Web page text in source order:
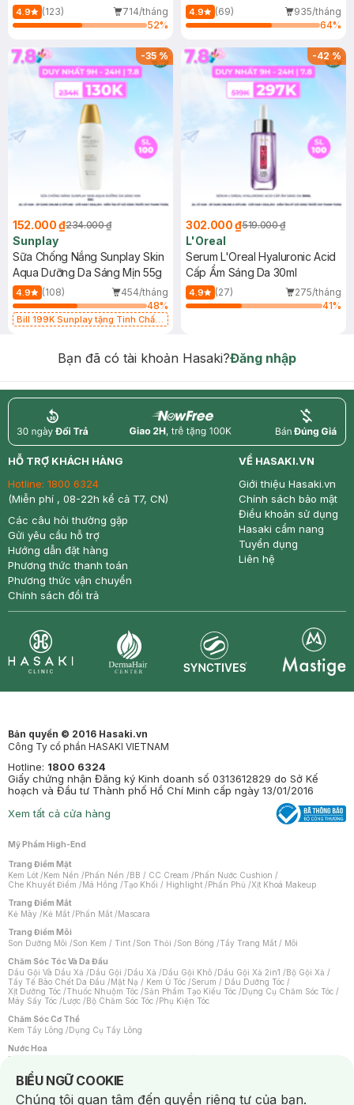
4.9 (123)
714/tháng
52%
(Mới)
4.9 (69)
935/tháng
64%
-35%
152.000 ₫234.000 ₫
Sunplay
Sữa Chống Nắng Sunplay Skin
Aqua Dưỡng Da Sáng Mịn 55g
4.9 (108)
454/tháng
48%
Bill 199K Sunplay tặng Tinh Chất
-42%
302.000 ₫519.000 ₫
L'Oreal
Serum L'Oreal Hyaluronic Acid
Cấp Ẩm Sáng Da 30ml
4.9 (27)
275/tháng
41%
Bạn đã có tài khoản Hasaki?Đăng nhập
return nowfree price
HỖ TRỢ KHÁCH HÀNG
Hotline: 1800 6324
(Miễn phí , 08-22h kể cả T7, CN)
Các câu hỏi thường gặp
Gửi yêu cầu hỗ trợ
Hướng dẫn đặt hàng
Phương thức thanh toán
Phương thức vận chuyển
Chính sách đổi trả
VỀ HASAKI.VN
Giới thiệu Hasaki.vn
Chính sách bảo mật
Điều khoản sử dụng
Hasaki cẩm nang
Tuyển dụng
Liên hệ
Bản quyền © 2016 Hasaki.vn
Công Ty cổ phần HASAKI VIETNAM
Hotline: 1800 6324
Giấy chứng nhận Đăng ký Kinh doanh số 0313612829 do Sở Kế
hoạch và Đầu tư Thành phố Hồ Chí Minh cấp ngày 13/01/2016
Xem tất cả cửa hàng
Mỹ Phẩm High-End
Trang Điểm Mặt
Kem Lót /Kem Nền /Phấn Nền /BB / CC Cream /Phấn Nước Cushion /
Che Khuyết Điểm /Má Hồng /Tạo Khối / Highlight /Phấn Phủ /Xịt Khoá Makeup
Trang Điểm Mắt
Kẻ Mày /Kẻ Mắt /Phấn Mắt /Mascara
Trang Điểm Môi
Son Dưỡng Môi /Son Kem / Tint /Son Thỏi /Son Bóng /Tẩy Trang Mắt / Môi
Chăm Sóc Tóc Và Da Đầu
Dầu Gội Và Dầu Xả /Dầu Gội /Dầu Xả /Dầu Gội Khô /Dầu Gội Xả 2in1 /Bộ Gội Xả /
Tẩy Tế Bào Chết Da Đầu /Mặt Nạ / Kem Ủ Tóc /Serum / Dầu Dưỡng Tóc /
Xịt Dưỡng Tóc /Thuốc Nhuộm Tóc /Sản Phẩm Tạo Kiểu Tóc /Dụng Cụ Chăm Sóc Tóc /
Máy Sấy Tóc /Lược /Bộ Chăm Sóc Tóc /Phụ Kiện Tóc
Chăm Sóc Cơ Thể
Kem Tẩy Lông /Dụng Cụ Tẩy Lông
Nước Hoa
Nước Hoa Nữ
Chăm Sóc Cá Nhân
Chống Muỗi /Khẩu Trang /Máy Massage/Mặt Nạ Xông Hơi /Nước Rửa Tay/
BIỂU NGỮ COOKIE
Notice about cookies usage
Chúng tôi quan tâm đến quyền riêng tư của bạn.